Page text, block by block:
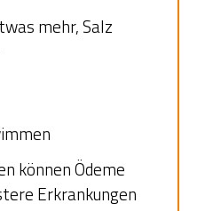
mehr, Salz
können Ödeme
Erkrankungen